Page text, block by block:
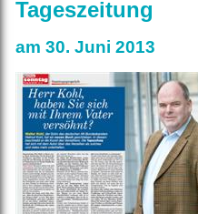
Tageszeitung
am 30. Juni 2013